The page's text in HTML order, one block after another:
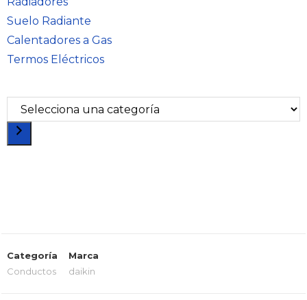
Suelo Radiante
Calentadores a Gas
Termos Eléctricos
Categoría
Conductos
Marca
daikin